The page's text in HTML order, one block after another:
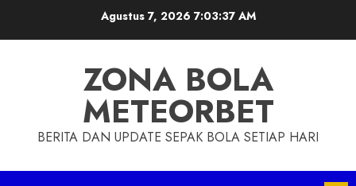
Agustus 7, 2026 7:03:38 AM
ZONA BOLA
METEORBET
BERITA DAN UPDATE SEPAK BOLA SETIAP HARI